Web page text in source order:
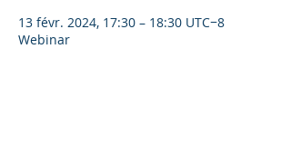
13 févr. 2024, 17:30 – 18:30 UTC−8
Webinar